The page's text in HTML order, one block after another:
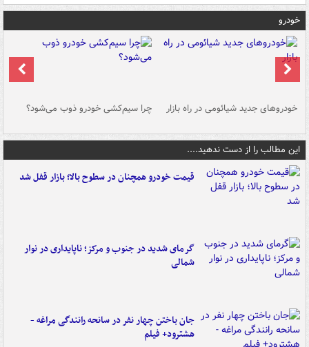
خودرو
خودروهای جدید شیائومی در راه بازار چرا سیم‌کشی خودرو ذوب می‌شود؟
این مطالب را از دست ندهید....
قیمت خودرو همچنان در سطوح بالا؛ بازار قفل شد
گرمای شدید در جنوب و مرکز؛ ناپایداری در نوار
شمالی
جان باختن چهار نفر در سانحه رانندگی مراغه -
هشترود+ فیلم